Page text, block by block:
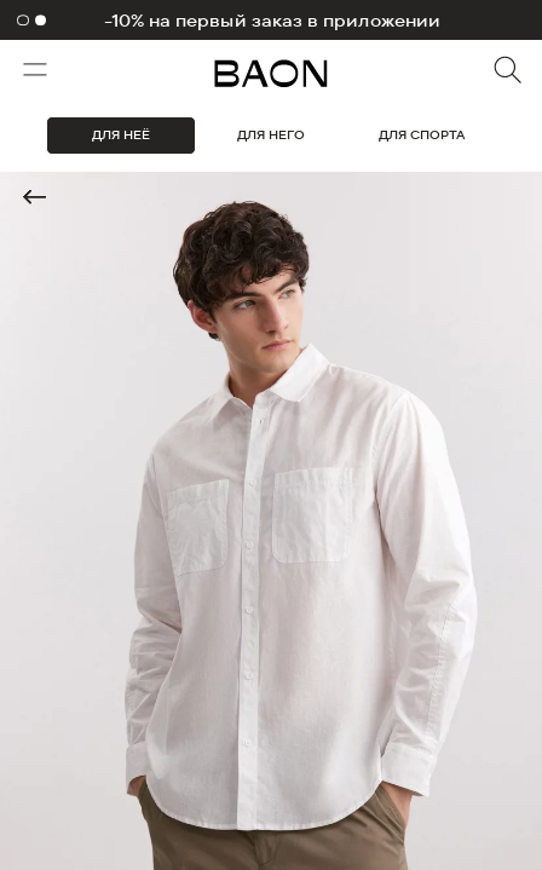
1000 бонусов на первый заказ
ДЛЯ НЕЁ ДЛЯ НЕГО ДЛЯ СПОРТА